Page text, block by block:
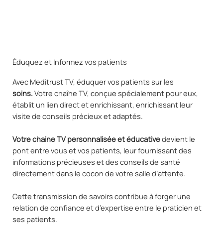
Éduquez et Informez vos patients
Avec Meditrust TV, éduquer vos patients sur les
soins. Votre chaîne TV, conçue spécialement pour eux,
établit un lien direct et enrichissant, enrichissant leur
visite de conseils précieux et adaptés.
Votre chaine TV personnalisée et éducativedevient le
pont entre vous et vos patients, leur fournissant des
informations précieuses et des conseils de santé
directement dans le cocon de votre salle d’attente.
Cette transmission de savoirs contribue à forger une
relation de confiance et d’expertise entre le praticien et
ses patients.